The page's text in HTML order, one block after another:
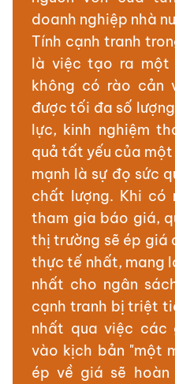
doanh nghiệp nhà
Tính cạnh tranh
là việc tạo ra một
không có rào
được tối đa số
lực, kinh nghiệm
quả tất yếu của
mạnh là sự đọ sức
chất lượng. Khi có
tham gia báo giá,
thị trường sẽ ép giá
thực tế nhất, mang
nhất cho ngân
cạnh tranh bị triệt
nhất qua việc
vào kịch bản "một
ép về giá sẽ